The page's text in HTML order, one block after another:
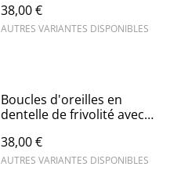
38,00 €
AUTRES VARIANTES DISPONIBLES
Boucles d'oreilles en
dentelle de frivolité avec
38,00 €
AUTRES VARIANTES DISPONIBLES